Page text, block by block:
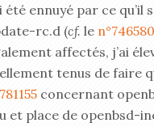
été ennuyé par ce
rc.d (cf. le n°746580
affectés, j’ai
tenus de faire
concernant
et place de openbsd-